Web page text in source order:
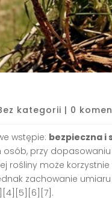
kategorii | 0
wstępie: bezpieczna i
osób, przy dopasowaniu
może korzystnie
zachowanie